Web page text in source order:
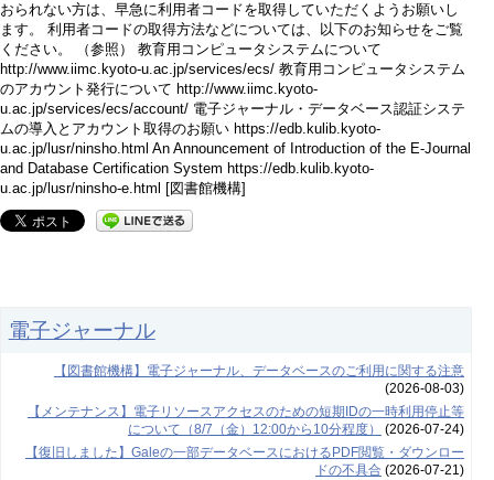
おられない方は、早急に利用者コードを取得していただくようお願いし
ます。 利用者コードの取得方法などについては、以下のお知らせをご覧
ください。 （参照） 教育用コンピュータシステムについて
http://www.iimc.kyoto-u.ac.jp/services/ecs/ 教育用コンピュータシステム
のアカウント発行について http://www.iimc.kyoto-
u.ac.jp/services/ecs/account/ 電子ジャーナル・データベース認証システ
ムの導入とアカウント取得のお願い https://edb.kulib.kyoto-
u.ac.jp/lusr/ninsho.html An Announcement of Introduction of the E-Journal
and Database Certification System https://edb.kulib.kyoto-
u.ac.jp/lusr/ninsho-e.html [図書館機構]
電子ジャーナル
【図書館機構】電子ジャーナル、データベースのご利用に関する注意
(2026-08-03)
【メンテナンス】電子リソースアクセスのための短期IDの一時利用停止等
について（8/7（金）12:00から10分程度）
(2026-07-24)
【復旧しました】Galeの一部データベースにおけるPDF閲覧・ダウンロー
ドの不具合 (2026-07-21)